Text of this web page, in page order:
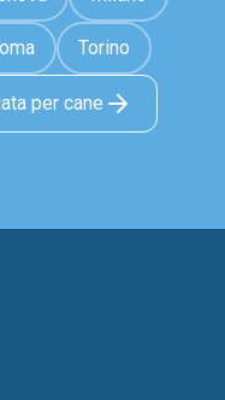
Torino
per cane